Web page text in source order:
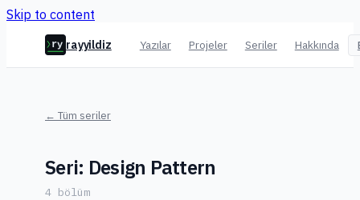
Skip to content
ry rayyildiz Yazılar Projeler Seriler Hakkında
← Tüm seriler
Seri: Design Pattern
4 bölüm